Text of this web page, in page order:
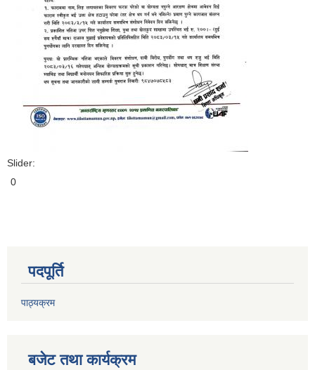
Slider:
0
पदपूर्ति
पाठ्यक्रम
बजेट तथा कार्यक्रम